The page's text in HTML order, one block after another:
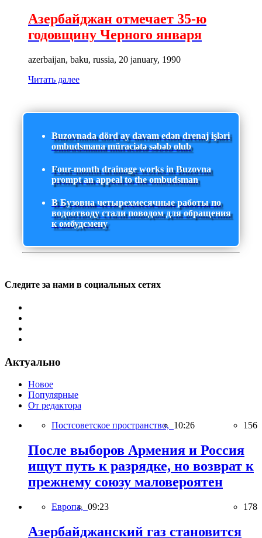
Азербайджан отмечает 35-ю
годовщину Черного января
azerbaijan, baku, russia, 20 january, 1990
Читать далее
Buzovnada dörd ay davam edən drenaj işləri
ombudsmana müraciətə səbəb olub
Four-month drainage works in Buzovna
prompt an appeal to the ombudsman
В Бузовна четырехмесячные работы по
водоотводу стали поводом для обращения
к омбудсмену
Следите за нами в социальных сетях
Актуально
Новое
Популярные
От редактора
Постсоветское пространство, 10:26 156
После выборов Армения и Россия
ищут путь к разрядке, но возврат к
прежнему союзу маловероятен
Европа, 09:23 178
Азербайджанский газ становится